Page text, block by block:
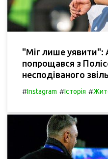
"Міг лише уявити":
попрощався з
несподіваного
#Instagram #Історія #